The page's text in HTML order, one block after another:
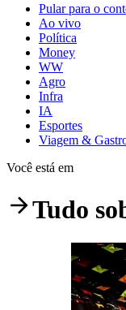
Pular para o
Ao vivo
Política
Money
WW
Agro
Infra
IA
Esportes
Viagem &
Você está em
Tudo